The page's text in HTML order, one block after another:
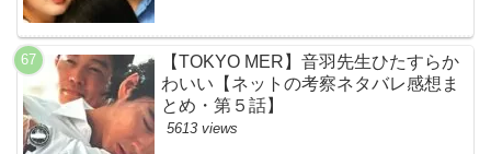
【TOKYO MER】音羽先生ひたすらか
わいい【ネットの考察ネタバレ感想ま
とめ・第５話】
5613 views